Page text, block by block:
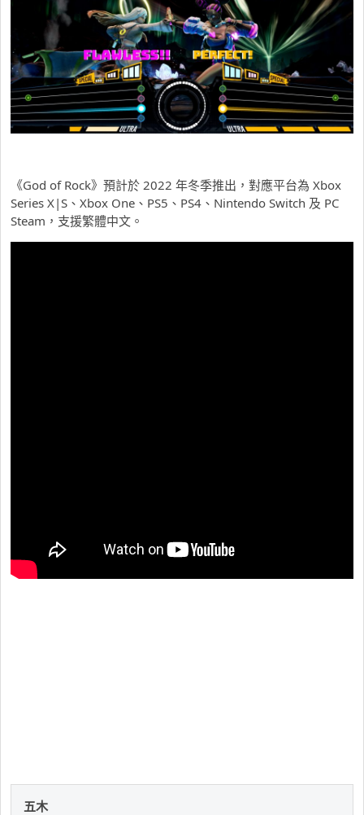
《God of Rock》預計於 2022 年冬季推出，對應平台為 Xbox
Series X|S、Xbox One、PS5、PS4、Nintendo Switch 及 PC
Steam，支援繁體中文。
五木